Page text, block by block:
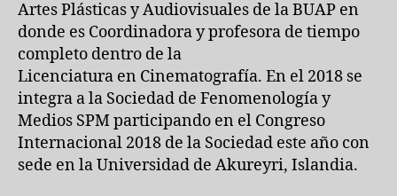
Artes Plásticas y Audiovisuales de la BUAP en
donde es Coordinadora y profesora de tiempo
completo dentro de la
Licenciatura en Cinematografía. En el 2018 se
integra a la Sociedad de Fenomenología y
Medios SPM participando en el Congreso
Internacional 2018 de la Sociedad este año con
sede en la Universidad de Akureyri, Islandia.